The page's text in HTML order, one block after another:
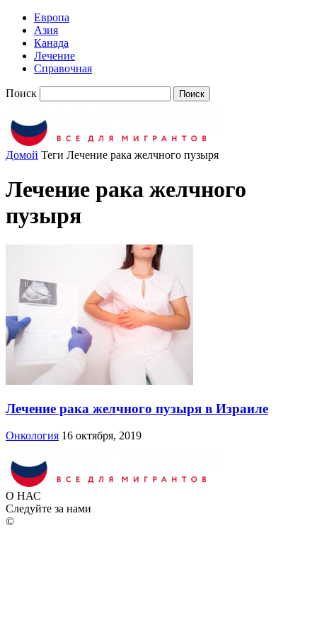
Европа
Азия
Канада
Лечение
Справочная
Поиск
Домой Теги Лечение рака желчного пузыря
Лечение рака желчного
пузыря
Лечение рака желчного пузыря в Израиле
Онкология 16 октября, 2019
О НАС
Следуйте за нами
©